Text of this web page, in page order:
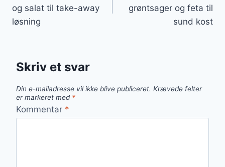
og salat til take-away
løsning
grøntsager og feta til
sund kost
Skriv et svar
Din e-mailadresse vil ikke blive publiceret. Krævede felter
er markeret med *
Kommentar *